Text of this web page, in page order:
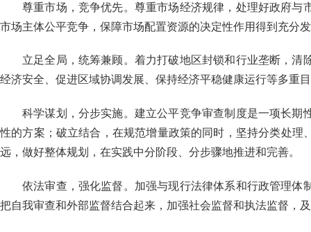
尊重市场，竞争优先。尊重市场经济规律，处理好政府
市场主体公平竞争，保障市场配置资源的决定性作用得到充分
立足全局，统筹兼顾。着力打破地区封锁和行业垄断，
经济安全、促进区域协调发展、保持经济平稳健康运行等多重
科学谋划，分步实施。建立公平竞争审查制度是一项长
性的方案；破立结合，在规范增量政策的同时，坚持分类处
远，做好整体规划，在实践中分阶段、分步骤地推进和完善。
依法审查，强化监督。加强与现行法律体系和行政管理
把自我审查和外部监督结合起来，加强社会监督和执法监督，